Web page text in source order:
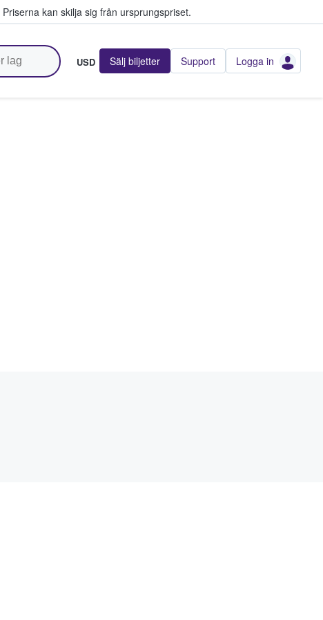
Priserna kan skilja sig från ursprungspriset.
USD Sälj biljetter Support Logga in